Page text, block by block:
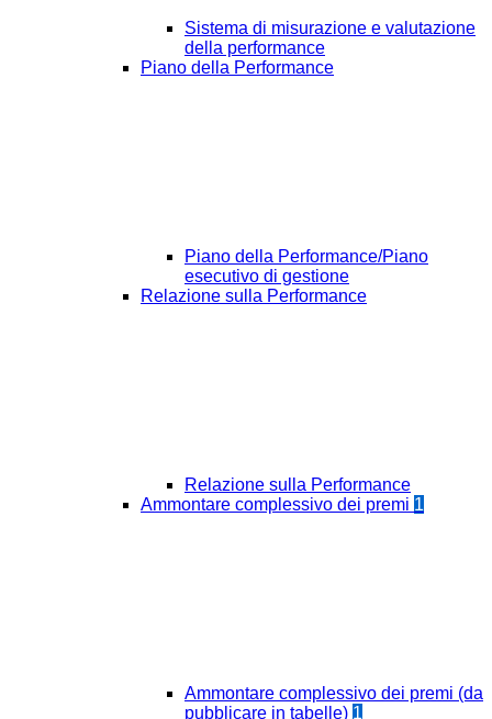
Sistema di misurazione e valutazione
della performance
Piano della Performance
Piano della Performance/Piano
esecutivo di gestione
Relazione sulla Performance
Relazione sulla Performance
Ammontare complessivo dei premi 1
Ammontare complessivo dei premi (da
pubblicare in tabelle) 1